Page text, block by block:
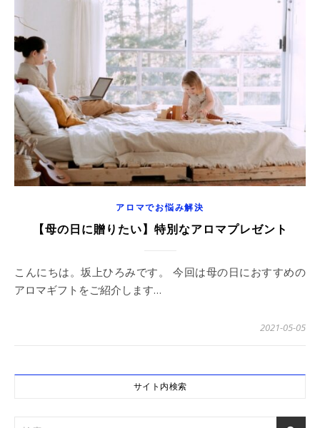
アロマでお悩み解決
【母の日に贈りたい】特別なアロマプレゼント
こんにちは。坂上ひろみです。 今回は母の日におすすめの
アロマギフトをご紹介します…
2021-05-05
サイト内検索